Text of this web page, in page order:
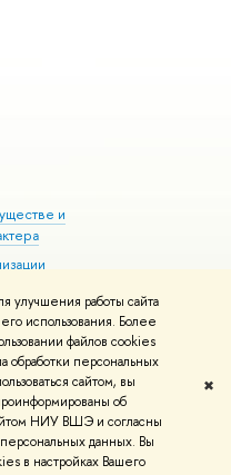
улучшения работы сайта
использования. Более
файлов cookies
обработки персональных
сайтом, вы
об
НИУ ВШЭ и согласны
данных. Вы
в настройках Вашего
✖
и
здоровья
Условия использования
Карта сайта
вШколе дизайна НИУ ВШЭ